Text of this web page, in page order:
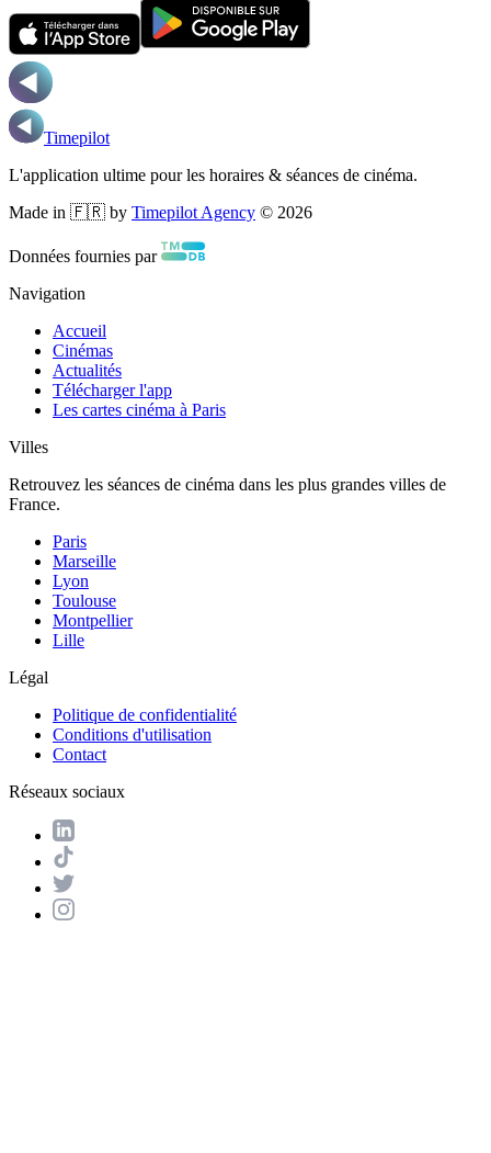
Timepilot
L'application ultime pour les horaires & séances de cinéma.
Made in 🇫🇷 by Timepilot Agency © 2026
Données fournies par
Navigation
Accueil
Cinémas
Actualités
Télécharger l'app
Les cartes cinéma à Paris
Villes
Retrouvez les séances de cinéma dans les plus grandes villes de
France.
Paris
Marseille
Lyon
Toulouse
Montpellier
Lille
Légal
Politique de confidentialité
Conditions d'utilisation
Contact
Réseaux sociaux